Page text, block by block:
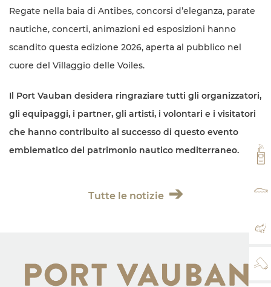
Regate nella baia di Antibes, concorsi d’eleganza, parate
nautiche, concerti, animazioni ed esposizioni hanno
scandito questa edizione 2026, aperta al pubblico nel
cuore del Villaggio delle Voiles.
Il Port Vauban desidera ringraziare tutti gli organizzatori,
gli equipaggi, i partner, gli artisti, i volontari e i visitatori
che hanno contribuito al successo di questo evento
emblematico del patrimonio nautico mediterraneo.
Tutte le notizie